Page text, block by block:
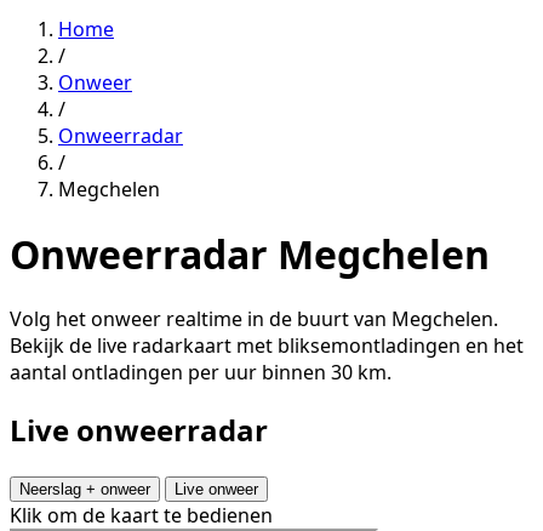
Home
/
Onweer
/
Onweerradar
/
Megchelen
Onweerradar Megchelen
Volg het onweer realtime in de buurt van Megchelen.
Bekijk de live radarkaart met bliksemontladingen en het
aantal ontladingen per uur binnen 30 km.
Live onweerradar
Neerslag + onweer Live onweer
Klik om de kaart te bedienen